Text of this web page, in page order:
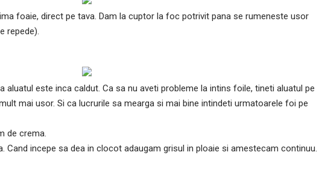
foaie, direct pe tava. Dam la cuptor la foc potrivit pana se rumeneste usor
repede).
aluatul este inca caldut. Ca sa nu aveti probleme la intins foile, tineti aluatul pe
mai usor. Si ca lucrurile sa mearga si mai bine intindeti urmatoarele foi pe
de crema.
Cand incepe sa dea in clocot adaugam grisul in ploaie si amestecam continuu.